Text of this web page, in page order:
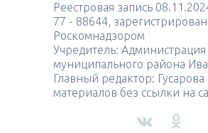
Реестровая запись
77 - 88644,
Роскомнадзором
Учредитель:
муниципального района
Главный редактор:
материалов без ссылки на